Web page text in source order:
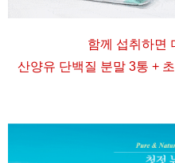
함께 섭취하면
산양유 단백질 분말 3통 +